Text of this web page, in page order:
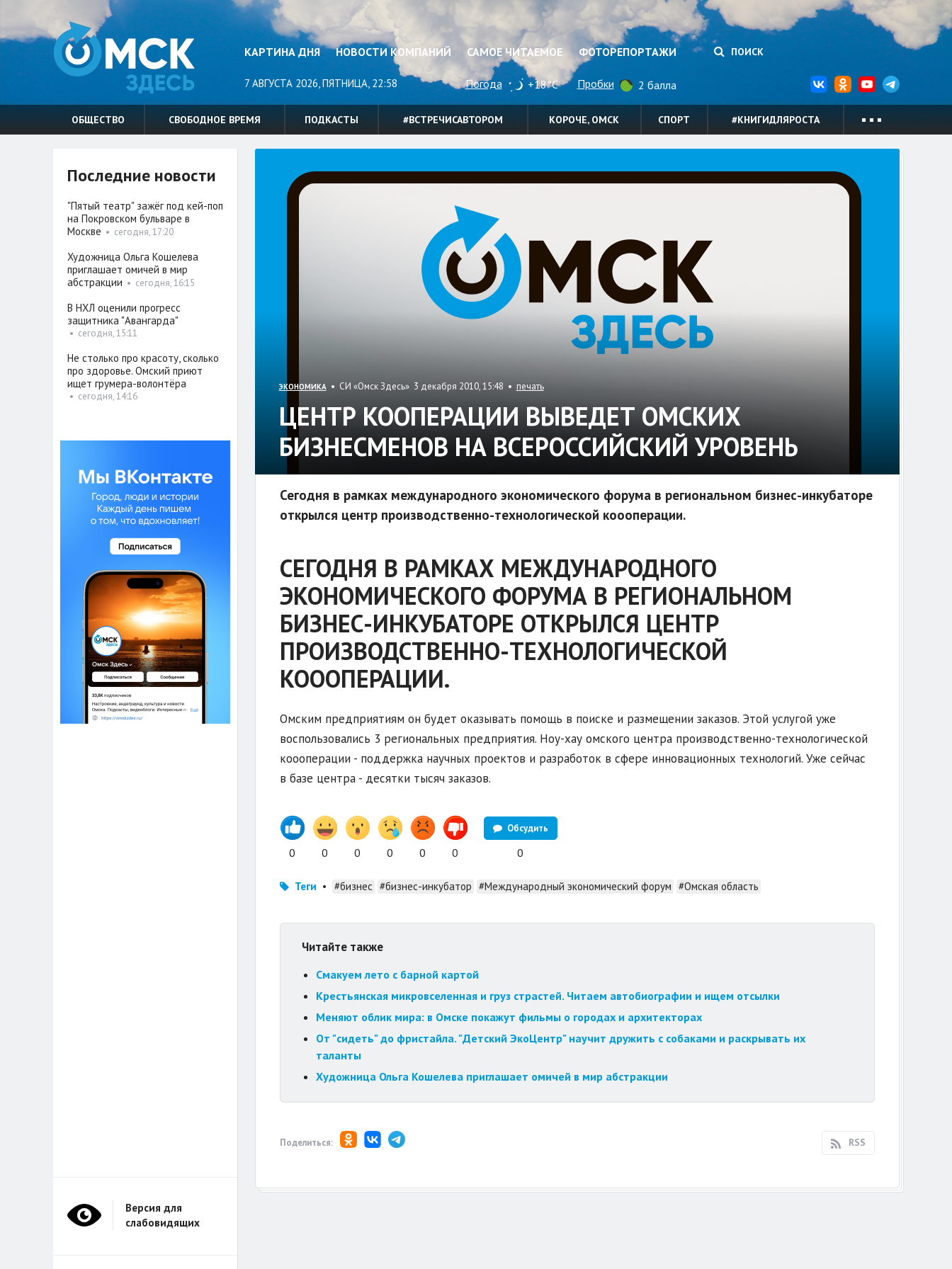
КАРТИНА ДНЯ НОВОСТИ КОМПАНИЙ САМОЕ ЧИТАЕМОЕ ФОТОРЕПОРТАЖИ ПОИСК
7 АВГУСТА 2026, ПЯТНИЦА, 22:58 Погода +18°C Пробки 2 балла
ОБЩЕСТВО СВОБОДНОЕ ВРЕМЯ ПОДКАСТЫ #ВСТРЕЧИСАВТОРОМ КОРОЧЕ, ОМСК СПОРТ #КНИГИДЛЯРОСТА
ЭКОНОМИКА• СИ «Омск Здесь» 3 декабря 2010, 15:48 • печать
ЦЕНТР КООПЕРАЦИИ ВЫВЕДЕТ ОМСКИХ
БИЗНЕСМЕНОВ НА ВСЕРОССИЙСКИЙ УРОВЕНЬ
Сегодня в рамках международного экономического форума в региональном бизнес-инкубаторе
открылся центр производственно-технологической коооперации.
СЕГОДНЯ В РАМКАХ МЕЖДУНАРОДНОГО
ЭКОНОМИЧЕСКОГО ФОРУМА В РЕГИОНАЛЬНОМ
БИЗНЕС-ИНКУБАТОРЕ ОТКРЫЛСЯ ЦЕНТР
ПРОИЗВОДСТВЕННО-ТЕХНОЛОГИЧЕСКОЙ
КОООПЕРАЦИИ.
Омским предприятиям он будет оказывать помощь в поиске и размещении заказов. Этой услугой уже
воспользовались 3 региональных предприятия. Ноу-хау омского центра производственно-технологической
коооперации - поддержка научных проектов и разработок в сфере инновационных технологий. Уже сейчас
в базе центра - десятки тысяч заказов.
0 0 0 0 0 0
Обсудить
0
Теги • #бизнес #бизнес-инкубатор #Международный экономический форум #Омская область
Читайте также
Смакуем лето с барной картой
Крестьянская микровселенная и груз страстей. Читаем автобиографии и ищем отсылки
Меняют облик мира: в Омске покажут фильмы о городах и архитекторах
От "сидеть" до фристайла. "Детский ЭкоЦентр" научит дружить с собаками и раскрывать их
таланты
Художница Ольга Кошелева приглашает омичей в мир абстракции
Поделиться: RSS
Последние новости
"Пятый театр" зажёг под кей-поп
на Покровском бульваре в
Москве • сегодня, 17:20
Художница Ольга Кошелева
приглашает омичей в мир
абстракции • сегодня, 16:15
В НХЛ оценили прогресс
защитника "Авангарда"
• сегодня, 15:11
Не столько про красоту, сколько
про здоровье. Омский приют
ищет грумера-волонтёра
• сегодня, 14:16
Версия для
слабовидящих